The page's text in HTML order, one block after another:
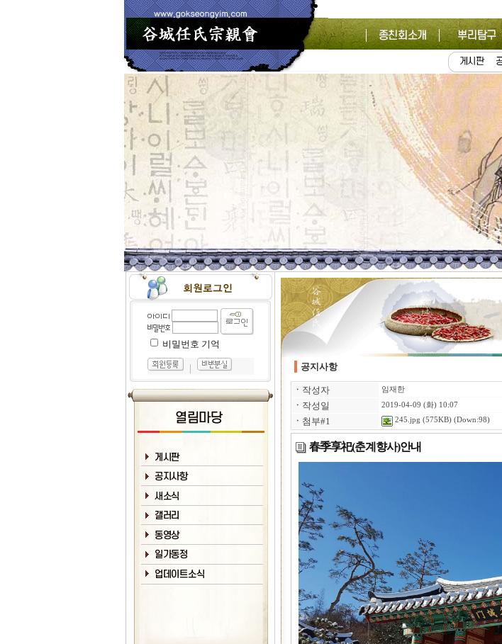
비밀번호 기억
공지사항
ㆍ 작성자 임재한
ㆍ 작성일 2019-04-09 (화) 10:07
ㆍ 첨부#1 245.jpg (575KB) (Down:98)
春季享祀(춘계향사)안내